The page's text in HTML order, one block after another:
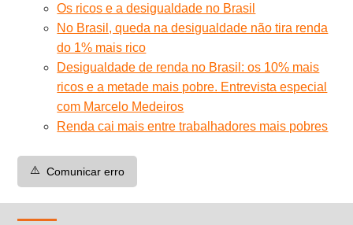
Os ricos e a desigualdade no Brasil
No Brasil, queda na desigualdade não tira renda
do 1% mais rico
Desigualdade de renda no Brasil: os 10% mais
ricos e a metade mais pobre. Entrevista especial
com Marcelo Medeiros
Renda cai mais entre trabalhadores mais pobres
⚠️ Comunicar erro